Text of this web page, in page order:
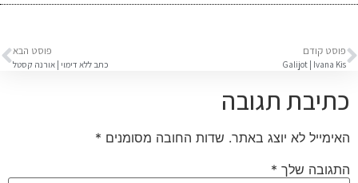
פוסט קודם
Galijot | Ivana Kis
פוסט הבא
כתב ללא דימוי | אורנה קסטל
כתיבת תגובה
האימייל לא יוצג באתר. שדות החובה מסומנים*
התגובה שלך*